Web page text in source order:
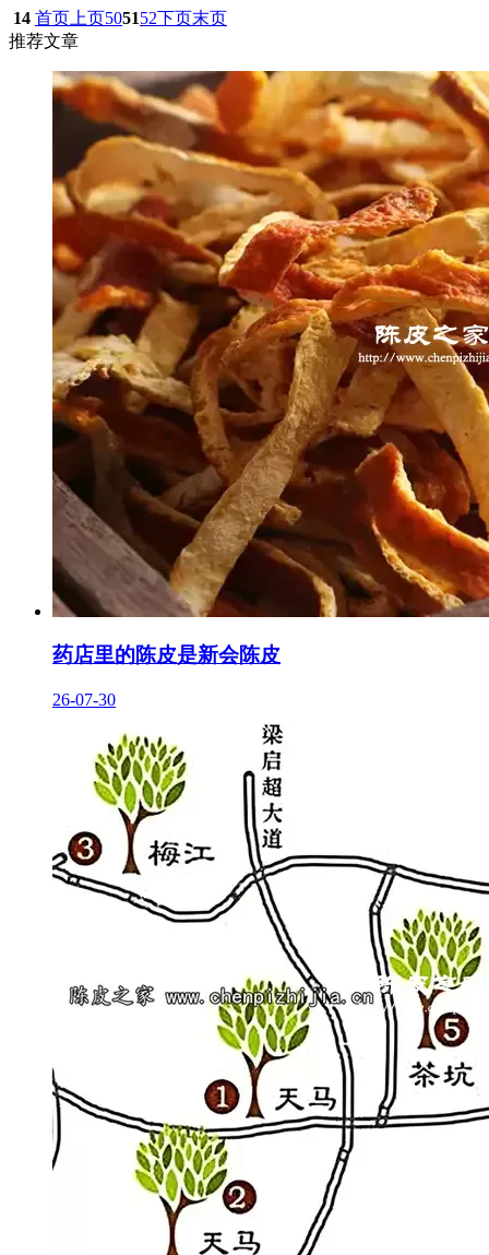
14 首页 上页505152下页末页
推荐文章
药店里的陈皮是新会陈皮
26-07-30